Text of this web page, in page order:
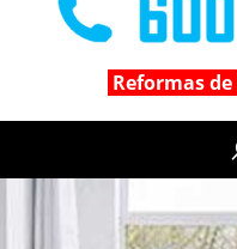
Reformas